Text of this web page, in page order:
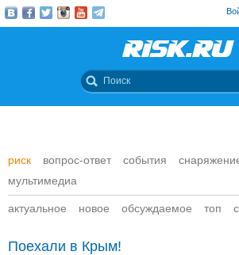
риск вопрос-ответ события
мультимедиа
актуальное новое обсуждаемое топ
Поехали в Крым!